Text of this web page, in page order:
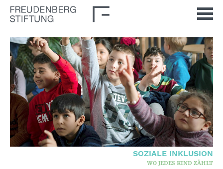
SOZIALE INKLUSION
WO JEDES KIND ZÄHLT
Startseite
Aktuelles
Journal
Impulse
Unsere Themen
Demokratische Kultur
Soziale Inklusion